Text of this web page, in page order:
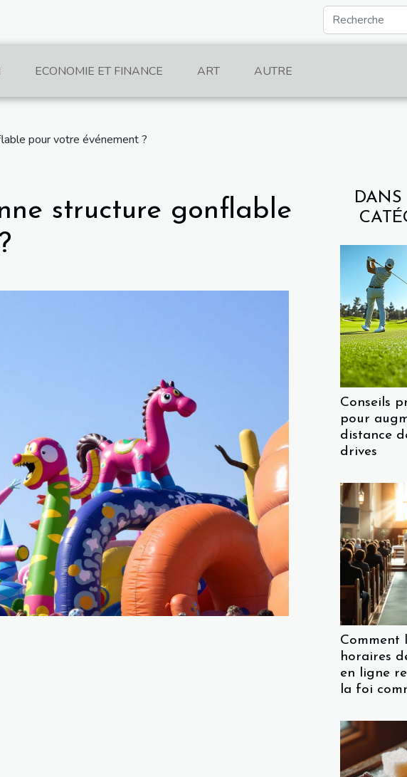
ECONOMIE ET FINANCE ART AUTRE
pour votre événement ?
structure gonflable
DANS
Conseils
pour
distance
drives
Comment
horaires
en ligne
la foi